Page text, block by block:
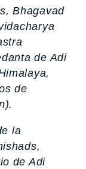
Bhagavad
de Adi
de
la
de Adi